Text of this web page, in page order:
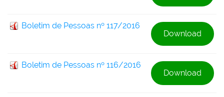
Boletim de Pessoas nº 117/2016
Download
Boletim de Pessoas nº 116/2016
Download